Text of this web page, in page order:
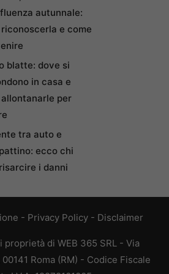
autunnale:
e come
blatte: dove si
in casa e
per
tra auto e
ecco chi
i danni
- Privacy Policy - Disclaimer
di WEB 365 SRL - Via
Roma (RM) - Codice Fiscale